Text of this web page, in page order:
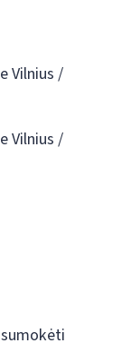
Vilnius /
Vilnius /